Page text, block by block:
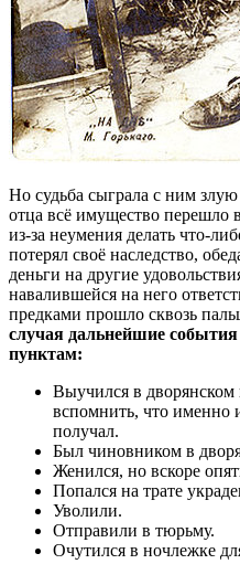
Но судьба сыграла с ним
отца всё имущество перешло
из-за неумения делать что-
потерял своё наследство,
деньги на другие
навалившейся на него
предками прошло сквозь
случая дальнейшие
пунктам:
Выучился в дворянском
вспомнить, что именно
получал.
Был чиновником в
Женился, но вскоре
Попался на трате
Уволили.
Отправили в тюрьму.
Очутился в ночлежке